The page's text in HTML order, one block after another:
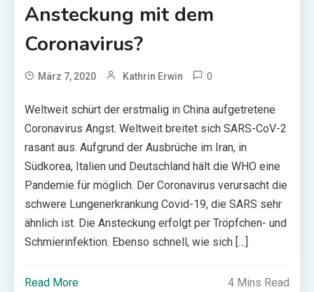
Ansteckung mit dem
Coronavirus?
März 7, 2020 Kathrin Erwin 0
Weltweit schürt der erstmalig in China aufgetretene
Coronavirus Angst. Weltweit breitet sich SARS-CoV-2
rasant aus. Aufgrund der Ausbrüche im Iran, in
Südkorea, Italien und Deutschland hält die WHO eine
Pandemie für möglich. Der Coronavirus verursacht die
schwere Lungenerkrankung Covid-19, die SARS sehr
ähnlich ist. Die Ansteckung erfolgt per Tröpfchen- und
Schmierinfektion. Ebenso schnell, wie sich […]
Read More 4 Mins Read